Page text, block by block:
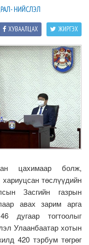
НИЙСЛЭЛ
ЖИРГЭХ
ХУВААЛЦАХ
цахимаар болж,
төслүүдийн
Засгийн газрын
авах зарим арга
дугаар тогтоолыг
Улаанбаатар хотын
420 тэрбум төгрөг